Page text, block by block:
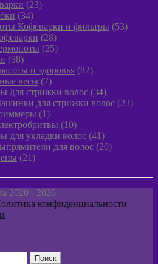
товаров
2323
3434
товара
Кофеварки и фильтры 5353
2828
товаров
2525
9898
товаров
и здоровья 8282
весы 77
товаров
для стрижки волос 3434
товара
для стрижки волос 2323
11
товар1010
товаров
для укладки волос 4141
товар
для волос 2020
2121
2020 - 2026
конфиденциальности
Поиск